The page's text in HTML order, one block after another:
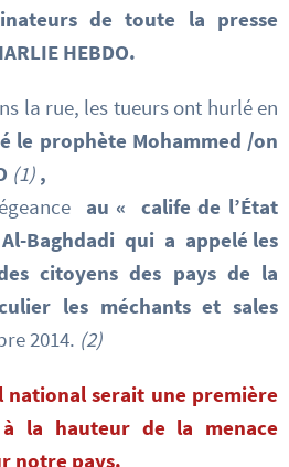
de toute la presse
HEBDO.
la rue, les tueurs ont hurlé en
le prophète Mohammed /on
(1) ,
au « calife de l’État
Baghdadi qui a appelé les
citoyens des pays de la
les méchants et sales
2014. (2)
national serait une première
à la hauteur de la menace
notre pays.